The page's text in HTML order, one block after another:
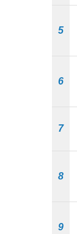
5
6
7
8
9